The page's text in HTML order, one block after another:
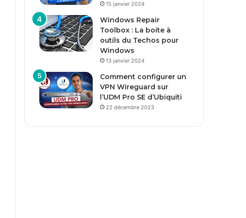
15 janvier 2024
Windows Repair
Toolbox : La boite à
outils du Techos pour
Windows
13 janvier 2024
Comment configurer un
VPN Wireguard sur
l’UDM Pro SE d’Ubiquiti
22 décembre 2023